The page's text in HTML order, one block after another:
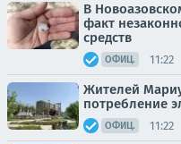
В
факт
средств
ОФИЦ. 11:22
Жителей
потребление
ОФИЦ. 11:22